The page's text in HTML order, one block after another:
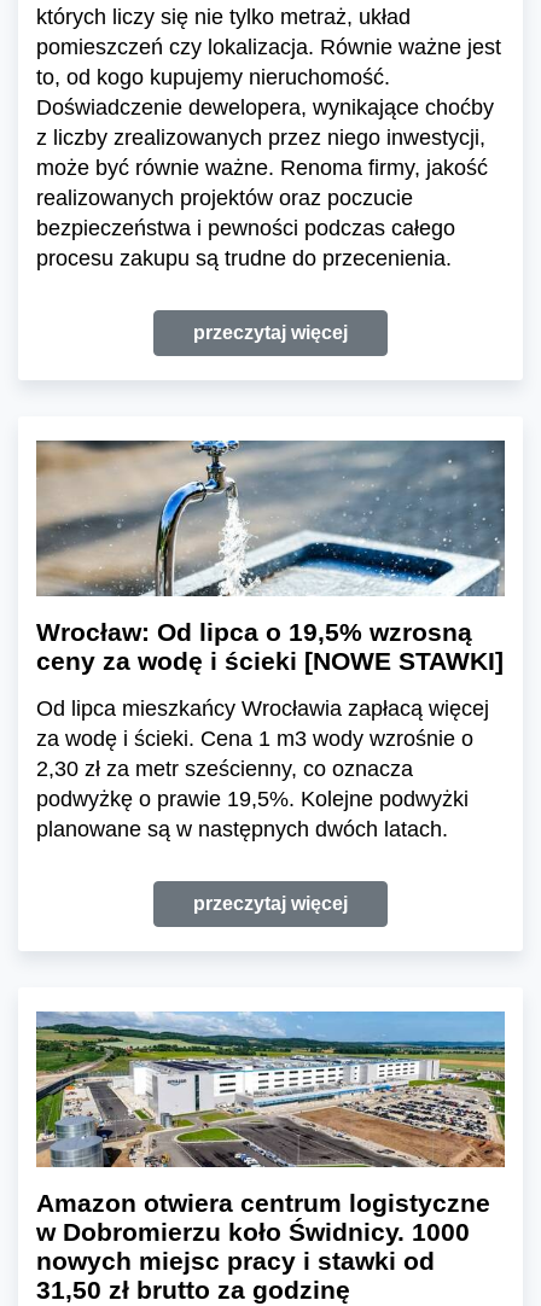
których liczy się nie tylko metraż, układ
pomieszczeń czy lokalizacja. Równie ważne jest
to, od kogo kupujemy nieruchomość.
Doświadczenie dewelopera, wynikające choćby
z liczby zrealizowanych przez niego inwestycji,
może być równie ważne. Renoma firmy, jakość
realizowanych projektów oraz poczucie
bezpieczeństwa i pewności podczas całego
procesu zakupu są trudne do przecenienia.
przeczytaj więcej
Wrocław: Od lipca o 19,5% wzrosną
ceny za wodę i ścieki [NOWE STAWKI]
Od lipca mieszkańcy Wrocławia zapłacą więcej
za wodę i ścieki. Cena 1 m3 wody wzrośnie o
2,30 zł za metr sześcienny, co oznacza
podwyżkę o prawie 19,5%. Kolejne podwyżki
planowane są w następnych dwóch latach.
przeczytaj więcej
Amazon otwiera centrum logistyczne
w Dobromierzu koło Świdnicy. 1000
nowych miejsc pracy i stawki od
31,50 zł brutto za godzinę